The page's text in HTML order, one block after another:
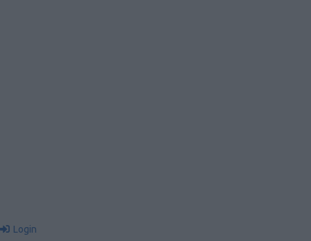
Login